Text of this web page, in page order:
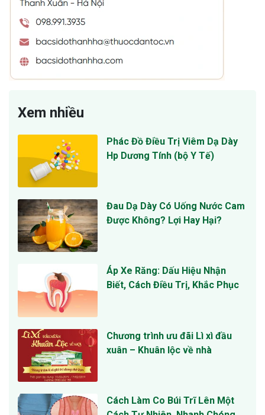
Xem nhiều
Phác Đồ Điều Trị Viêm Dạ Dày
Hp Dương Tính (bộ Y Tế)
Đau Dạ Dày Có Uống Nước Cam
Được Không? Lợi Hay Hại?
Áp Xe Răng: Dấu Hiệu Nhận
Biết, Cách Điều Trị, Khắc Phục
Chương trình ưu đãi Lì xì đầu
xuân – Khuân lộc về nhà
Cách Làm Co Búi Trĩ Lên Một